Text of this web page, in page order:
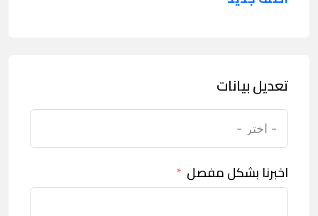
تعديل بيانات
اخبرنا بشكل مفصل